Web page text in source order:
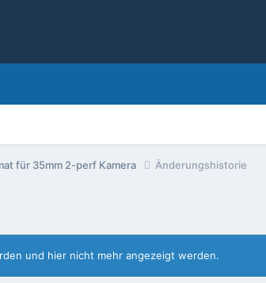
für 35mm 2-perf Kamera Änderungshistorie
und hier nicht mehr angezeigt werden.